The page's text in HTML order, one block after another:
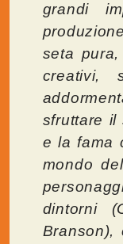
grandi
seta
creativi,
sfruttare il
e la fama
mondo
dintorni
Branson),